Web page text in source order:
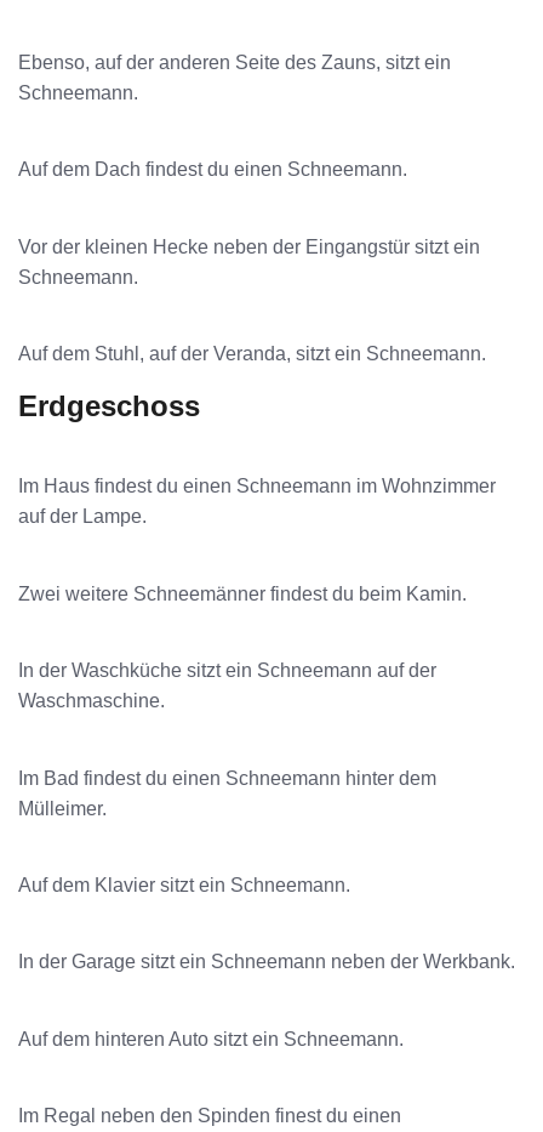
Ebenso, auf der anderen Seite des Zauns, sitzt ein
Schneemann.
Auf dem Dach findest du einen Schneemann.
Vor der kleinen Hecke neben der Eingangstür sitzt ein
Schneemann.
Auf dem Stuhl, auf der Veranda, sitzt ein Schneemann.
Erdgeschoss
Im Haus findest du einen Schneemann im Wohnzimmer
auf der Lampe.
Zwei weitere Schneemänner findest du beim Kamin.
In der Waschküche sitzt ein Schneemann auf der
Waschmaschine.
Im Bad findest du einen Schneemann hinter dem
Mülleimer.
Auf dem Klavier sitzt ein Schneemann.
In der Garage sitzt ein Schneemann neben der Werkbank.
Auf dem hinteren Auto sitzt ein Schneemann.
Im Regal neben den Spinden finest du einen